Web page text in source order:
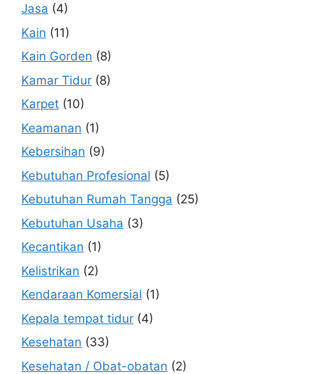
Jasa (4)
Kain (11)
Kain Gorden (8)
Kamar Tidur (8)
Karpet (10)
Keamanan (1)
Kebersihan (9)
Kebutuhan Profesional (5)
Kebutuhan Rumah Tangga (25)
Kebutuhan Usaha (3)
Kecantikan (1)
Kelistrikan (2)
Kendaraan Komersial (1)
Kepala tempat tidur (4)
Kesehatan (33)
Kesehatan / Obat-obatan (2)